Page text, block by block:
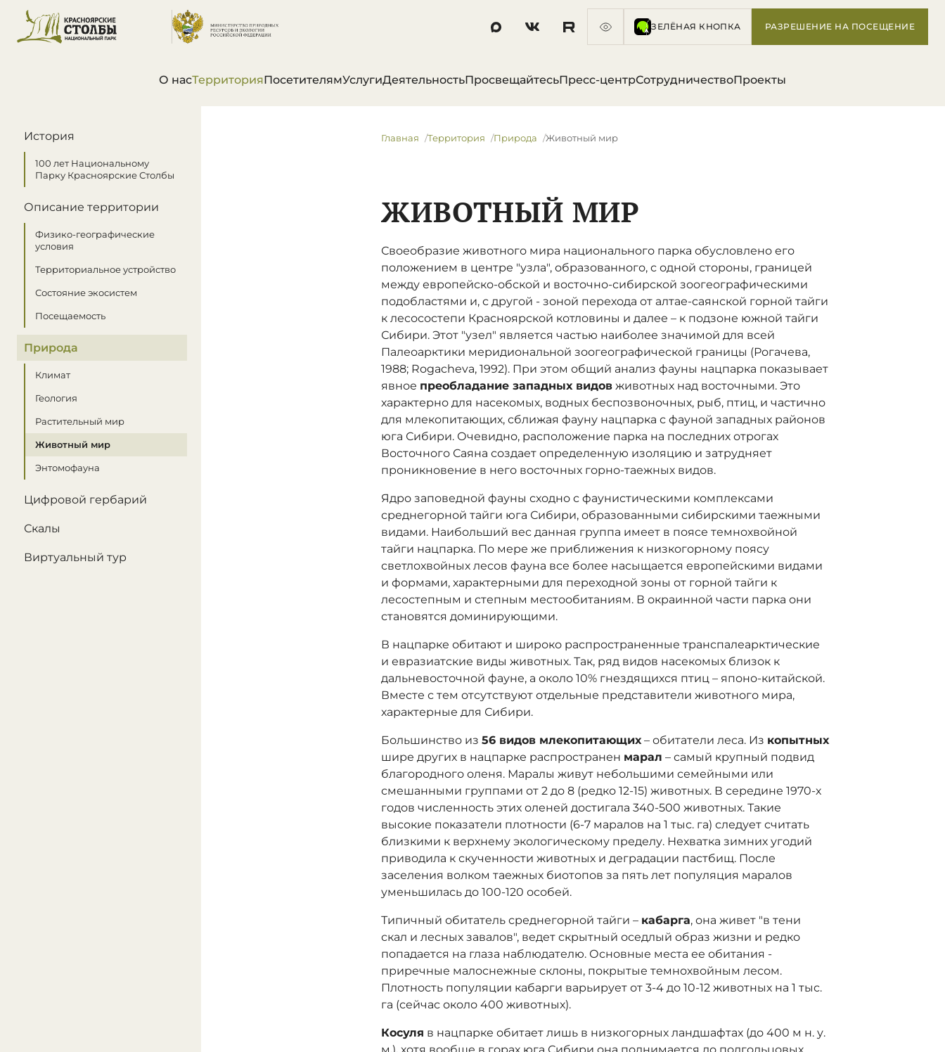
ЗЕЛЁНАЯ КНОПКА РАЗРЕШЕНИЕ НА ПОСЕЩЕНИЕ
О насТерриторияПосетителямУслугиДеятельностьПросвещайтесьПресс-центрСотрудничествоПроекты
В этом разделе
История
100 лет Национальному
Парку Красноярские Столбы
Описание территории
Физико-географические
условия
Территориальное устройство
Состояние экосистем
Посещаемость
Природа
Климат
Геология
Растительный мир
Животный мир
Энтомофауна
Цифровой гербарий
Скалы
Виртуальный тур
Главная Территория Природа Животный мир
ЖИВОТНЫЙ МИР
Своеобразие животного мира национального парка обусловлено его
положением в центре "узла", образованного, с одной стороны, границей
между европейско-обской и восточно-сибирской зоогеографическими
подобластями и, с другой - зоной перехода от алтае-саянской горной тайги
к лесосостепи Красноярской котловины и далее – к подзоне южной тайги
Сибири. Этот "узел" является частью наиболее значимой для всей
Палеоарктики меридиональной зоогеографической границы (Рогачева,
1988; Rogacheva, 1992). При этом общий анализ фауны нацпарка показывает
явное преобладание западных видов животных над восточными. Это
характерно для насекомых, водных беспозвоночных, рыб, птиц, и частично
для млекопитающих, сближая фауну нацпарка с фауной западных районов
юга Сибири. Очевидно, расположение парка на последних отрогах
Восточного Саяна создает определенную изоляцию и затрудняет
проникновение в него восточных горно-таежных видов.
Ядро заповедной фауны сходно с фаунистическими комплексами
среднегорной тайги юга Сибири, образованными сибирскими таежными
видами. Наибольший вес данная группа имеет в поясе темнохвойной
тайги нацпарка. По мере же приближения к низкогорному поясу
светлохвойных лесов фауна все более насыщается европейскими видами
и формами, характерными для переходной зоны от горной тайги к
лесостепным и степным местообитаниям. В окраинной части парка они
становятся доминирующими.
В нацпарке обитают и широко распространенные транспалеарктические
и евразиатские виды животных. Так, ряд видов насекомых близок к
дальневосточной фауне, а около 10% гнездящихся птиц – японо-китайской.
Вместе с тем отсутствуют отдельные представители животного мира,
характерные для Сибири.
Большинство из56 видов млекопитающих– обитатели леса. Из копытных
шире других в нацпарке распространен марал – самый крупный подвид
благородного оленя. Маралы живут небольшими семейными или
смешанными группами от 2 до 8 (редко 12-15) животных. В середине 1970-х
годов численность этих оленей достигала 340-500 животных. Такие
высокие показатели плотности (6-7 маралов на 1 тыс. га) следует считать
близкими к верхнему экологическому пределу. Нехватка зимних угодий
приводила к скученности животных и деградации пастбищ. После
заселения волком таежных биотопов за пять лет популяция маралов
уменьшилась до 100-120 особей.
Типичный обитатель среднегорной тайги – кабарга, она живет "в тени
скал и лесных завалов", ведет скрытный оседлый образ жизни и редко
попадается на глаза наблюдателю. Основные места ее обитания -
приречные малоснежные склоны, покрытые темнохвойным лесом.
Плотность популяции кабарги варьирует от 3-4 до 10-12 животных на 1 тыс.
га (сейчас около 400 животных).
Косуля в нацпарке обитает лишь в низкогорных ландшафтах (до 400 м н. у.